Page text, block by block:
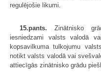
regulējošie likumi.
15.pants. Zinātnisko
iesniedzami valsts valodā
kopsavilkuma tulkojumu
notikt valsts valodā vai
attiecīgās zinātnisko grādu